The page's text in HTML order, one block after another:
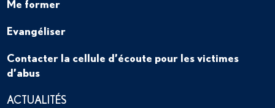
Me former
Evangéliser
Contacter la cellule d’écoute pour les victimes
d’abus
ACTUALITÉS